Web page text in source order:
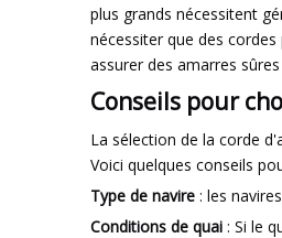
plus grands nécessitent
nécessiter que des
assurer des amarres
Conseils pour
La sélection de la corde
Voici quelques conseils
Type de navire : les
Conditions de quai : Si le